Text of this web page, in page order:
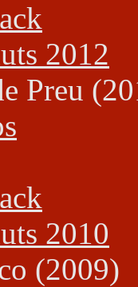
2012
Preu
2010
(2009)